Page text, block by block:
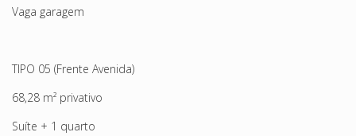
Vaga garagem
TIPO 05 (Frente Avenida)
68,28 m² privativo
Suíte + 1 quarto